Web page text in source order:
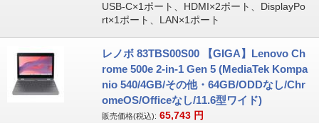
USB-C×1ポート、HDMI×2ポート、DisplayPo
rt×1ポート、LAN×1ポート
レノボ 83TBS00S00 【GIGA】Lenovo Ch
rome 500e 2-in-1 Gen 5 (MediaTek Kompa
nio 540/4GB/その他・64GB/ODDなし/Chr
omeOS/Officeなし/11.6型ワイド)
販売価格(税込): 65,743 円